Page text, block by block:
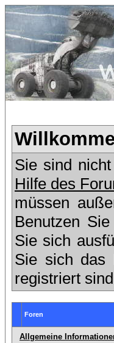
Sie sind
Hilfe des
müssen
Benutzen
Sie sich
Sie sich das
registriert
Foren
Allgemeine